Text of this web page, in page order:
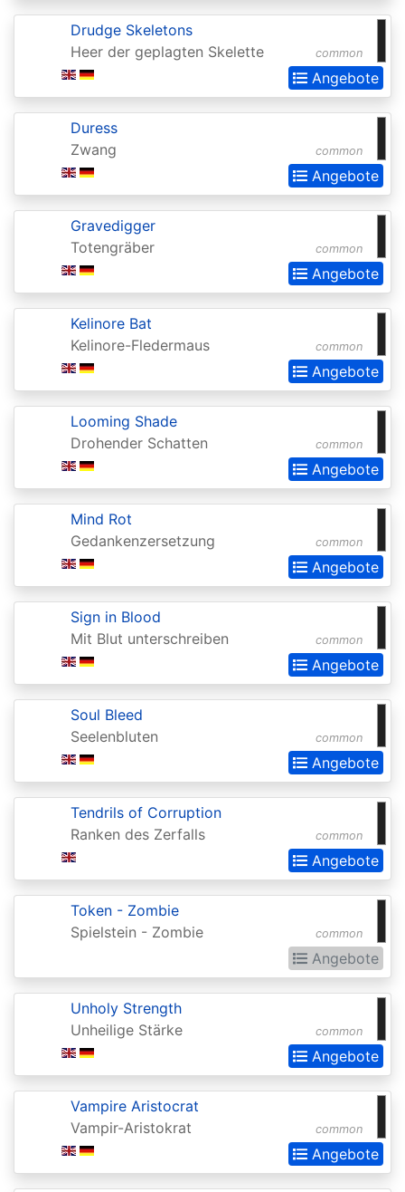
Antiquities
Apocalypse
Arabian
Promos
Avacyn
Restored
Commander
Baldurs
Zendikar
Battlebond
Betrayers
Kamigawa
Bloomburrow
Bloomburrow:
Buy-
Champions
Kamigawa
Champs
Promos
common
Drudge Skeletons
Heer der geplagten Skelette
Angebote
common
Duress
Zwang
Angebote
common
Gravedigger
Totengräber
Angebote
common
Kelinore Bat
Kelinore-Fledermaus
Angebote
common
Looming Shade
Drohender Schatten
Angebote
common
Mind Rot
Gedankenzersetzung
Angebote
common
Sign in Blood
Mit Blut unterschreiben
Angebote
common
Soul Bleed
Seelenbluten
Angebote
common
Tendrils of Corruption
Ranken des Zerfalls
Angebote
common
Token - Zombie
Spielstein - Zombie
Angebote
common
Unholy Strength
Unheilige Stärke
Angebote
common
Vampire Aristocrat
Vampir-Aristokrat
Angebote